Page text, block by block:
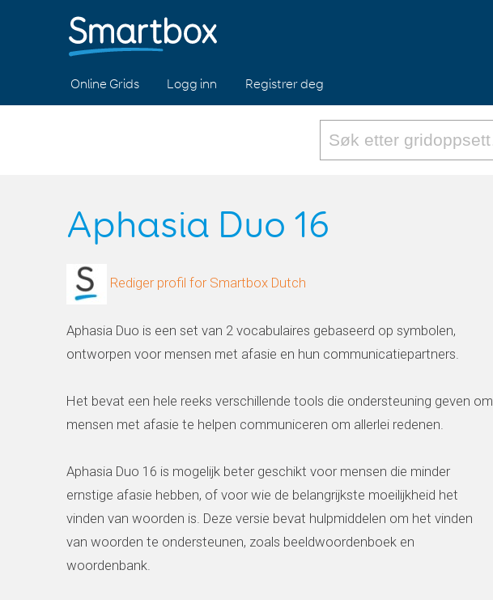
Online Grids Logg inn Registrer deg
Aphasia Duo 16
Rediger profil for Smartbox Dutch
Aphasia Duo is een set van 2 vocabulaires gebaseerd op symbolen,
ontworpen voor mensen met afasie en hun communicatiepartners.
Het bevat een hele reeks verschillende tools die ondersteuning geven om
mensen met afasie te helpen communiceren om allerlei redenen.
Aphasia Duo 16 is mogelijk beter geschikt voor mensen die minder
ernstige afasie hebben, of voor wie de belangrijkste moeilijkheid het
vinden van woorden is. Deze versie bevat hulpmiddelen om het vinden
van woorden te ondersteunen, zoals beeldwoordenboek en
woordenbank.